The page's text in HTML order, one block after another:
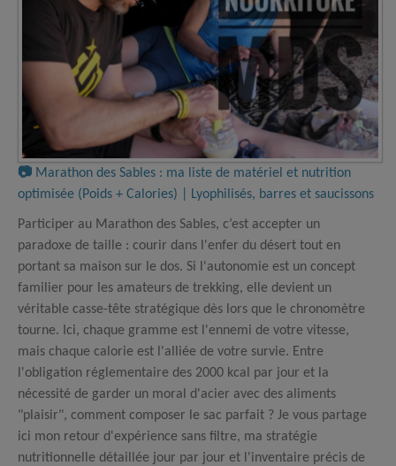
📷 Marathon des Sables : ma liste de matériel et nutrition
optimisée (Poids + Calories) | Lyophilisés, barres et saucissons
Participer au Marathon des Sables, c’est accepter un
paradoxe de taille : courir dans l'enfer du désert tout en
portant sa maison sur le dos. Si l'autonomie est un concept
familier pour les amateurs de trekking, elle devient un
véritable casse-tête stratégique dès lors que le chronomètre
tourne. Ici, chaque gramme est l'ennemi de votre vitesse,
mais chaque calorie est l'alliée de votre survie. Entre
l'obligation réglementaire des 2000 kcal par jour et la
nécessité de garder un moral d'acier avec des aliments
"plaisir", comment composer le sac parfait ? Je vous partage
ici mon retour d'expérience sans filtre, ma stratégie
nutritionnelle détaillée jour par jour et l'inventaire précis de